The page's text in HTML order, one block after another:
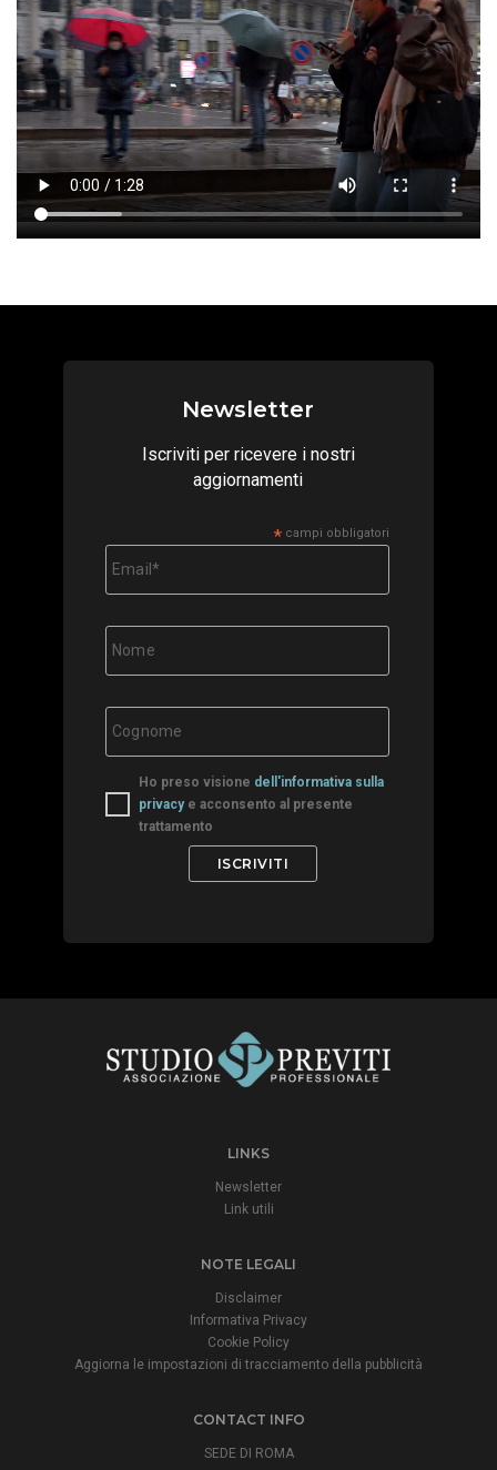
Newsletter
Iscriviti per ricevere i nostri
aggiornamenti
*campi obbligatori
Ho preso visione dell'informativa sulla
privacye acconsento al presente
trattamento
LINKS
Newsletter
Link utili
NOTE LEGALI
Disclaimer
Informativa Privacy
Cookie Policy
Aggiorna le impostazioni di tracciamento della pubblicità
CONTACT INFO
SEDE DI ROMA